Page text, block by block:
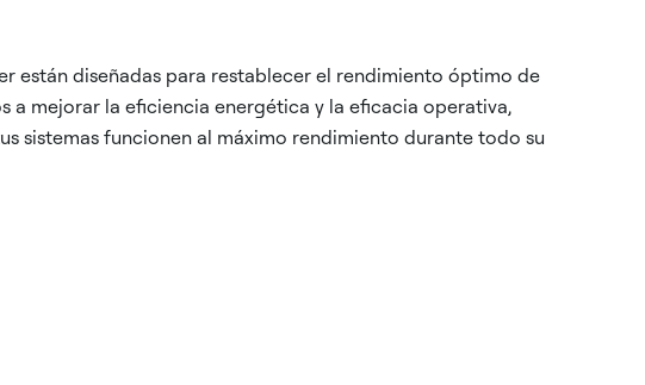
están diseñadas para restablecer el rendimiento óptimo de
a mejorar la eficiencia energética y la eficacia operativa,
sistemas funcionen al máximo rendimiento durante todo su